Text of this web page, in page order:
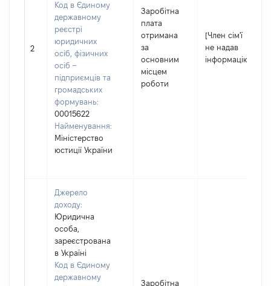
2
Код в Єдиному
державному
реєстрі
юридичних
осіб, фізичних
осіб –
підприємців та
громадських
формувань:
00015622
Найменування:
Міністерство
юстиції України
Заробітна
плата
отримана
за
основним
місцем
роботи
[Член сім'ї
не надав
інформацію]
Джерело
доходу:
Юридична
особа,
зареєстрована
в Україні
Код в Єдиному
державному
Заробітна